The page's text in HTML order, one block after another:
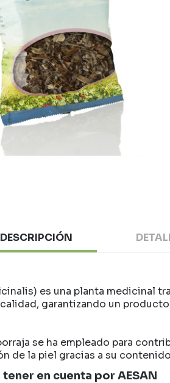
DESCRIPCIÓN
es una planta medicinal
garantizando un
se ha empleado para
de la piel gracias a su
en cuenta por AESAN